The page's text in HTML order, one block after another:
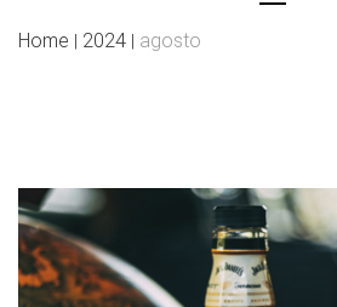
Home 2024 agosto